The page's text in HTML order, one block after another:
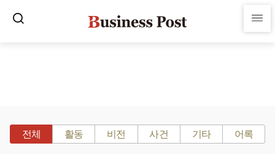
전체 활동 비전 사건 기타 어록